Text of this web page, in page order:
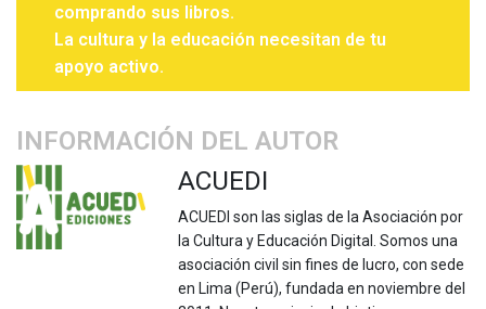
comprando sus libros.
La cultura y la educación necesitan de tu
apoyo activo.
INFORMACIÓN DEL AUTOR
ACUEDI
ACUEDI son las siglas de la Asociación por
la Cultura y Educación Digital. Somos una
asociación civil sin fines de lucro, con sede
en Lima (Perú), fundada en noviembre del